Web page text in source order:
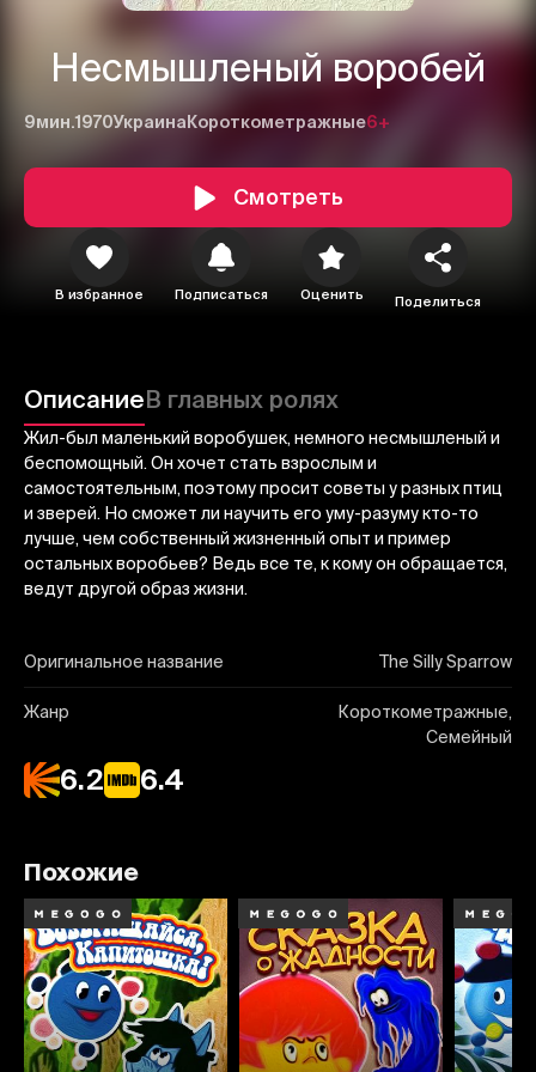
Несмышленый воробей
9мин.1970Украина Короткометражные6+
Смотреть
В избранное Подписаться Оценить Поделиться
ОписаниеВ главных ролях
Жил-был маленький воробушек, немного несмышленый и
беспомощный. Он хочет стать взрослым и
самостоятельным, поэтому просит советы у разных птиц
и зверей. Но сможет ли научить его уму-разуму кто-то
лучше, чем собственный жизненный опыт и пример
остальных воробьев? Ведь все те, к кому он обращается,
ведут другой образ жизни.
Оригинальное название The Silly Sparrow
Жанр
Короткометражные,
Семейный
6.2 6.4
Отправить
Похожие